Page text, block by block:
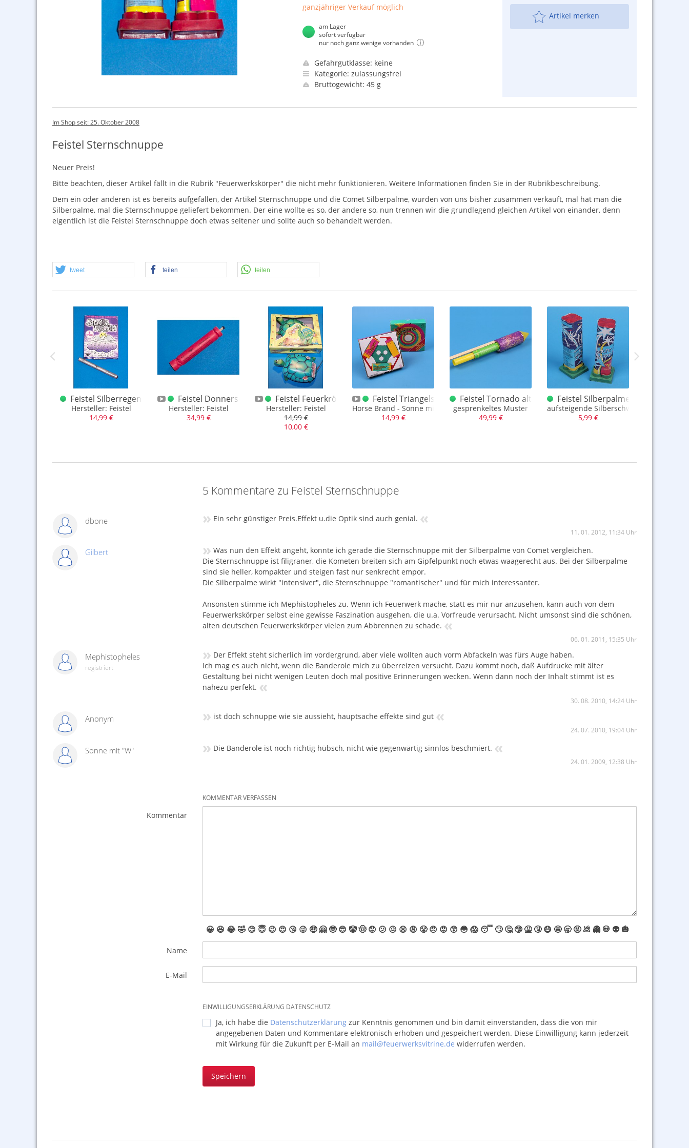
ganzjähriger Verkauf möglich
am Lager
sofort verfügbar
nur noch ganz wenige vorhanden
Gefahrgutklasse: keine
Kategorie: zulassungsfrei
Bruttogewicht: 45 g
Artikel merken
Im Shop seit: 25. Oktober 2008
Feistel Sternschnuppe
Neuer Preis!
Bitte beachten, dieser Artikel fällt in die Rubrik "Feuerwerkskörper" die nicht mehr funktionieren. Weitere Informationen finden Sie in der Rubrikbeschreibung.
Dem ein oder anderen ist es bereits aufgefallen, der Artikel Sternschnuppe und die Comet Silberpalme, wurden von uns bisher zusammen verkauft, mal hat man die
Silberpalme, mal die Sternschnuppe geliefert bekommen. Der eine wollte es so, der andere so, nun trennen wir die grundlegend gleichen Artikel von einander, denn
eigentlich ist die Feistel Sternschnuppe doch etwas seltener und sollte auch so behandelt werden.
tweet teilen teilen
Inhalt einer Ofi-Rakete
Feistel Silberregen 8-er
Hersteller: Feistel
14,99 €
Feistel Donnerschlag
Hersteller: Feistel
34,99 €
Feistel Feuerkröten 2-er
Hersteller: Feistel
14,99 €
10,00 €
Feistel Triangelsonne
Horse Brand - Sonne mit Kartonverpackung
14,99 €
Feistel Tornado alt
gesprenkeltes Muster
49,99 €
Feistel Silberpalme
aufsteigende Silberschweifkomten
5,99 €
5 Kommentare zu Feistel Sternschnuppe
dbone » Ein sehr günstiger Preis.Effekt u.die Optik sind auch genial. «
11. 01. 2012, 11:34 Uhr
Gilbert » Was nun den Effekt angeht, konnte ich gerade die Sternschnuppe mit der Silberpalme von Comet vergleichen.
Die Sternschnuppe ist filigraner, die Kometen breiten sich am Gipfelpunkt noch etwas waagerecht aus. Bei der Silberpalme
sind sie heller, kompakter und steigen fast nur senkrecht empor.
Die Silberpalme wirkt "intensiver", die Sternschnuppe "romantischer" und für mich interessanter.
Ansonsten stimme ich Mephistopheles zu. Wenn ich Feuerwerk mache, statt es mir nur anzusehen, kann auch von dem
Feuerwerkskörper selbst eine gewisse Faszination ausgehen, die u.a. Vorfreude verursacht. Nicht umsonst sind die schönen,
alten deutschen Feuerwerkskörper vielen zum Abbrennen zu schade. «
06. 01. 2011, 15:35 Uhr
Mephistopheles
registriert
» Der Effekt steht sicherlich im vordergrund, aber viele wollten auch vorm Abfackeln was fürs Auge haben.
Ich mag es auch nicht, wenn die Banderole mich zu überreizen versucht. Dazu kommt noch, daß Aufdrucke mit älter
Gestaltung bei nicht wenigen Leuten doch mal positive Erinnerungen wecken. Wenn dann noch der Inhalt stimmt ist es
nahezu perfekt. «
30. 08. 2010, 14:24 Uhr
Anonym » ist doch schnuppe wie sie aussieht, hauptsache effekte sind gut «
24. 07. 2010, 19:04 Uhr
Sonne mit "W" » Die Banderole ist noch richtig hübsch, nicht wie gegenwärtig sinnlos beschmiert. «
24. 01. 2009, 12:38 Uhr
KOMMENTAR VERFASSEN
Kommentar
😀 😆 😂🤣 😊 😇 😉 😍 😘 😜 🤑 🤗 🤓 😎 🤡🤠 😟 😕 😖 😫 😩 😤 😠 😡 😲 😳 😱 😴 🙄 🤔 🤥 🤮 🤧 😷 🤩 🥱 🤬 💩 👻 💀 👽 🎃
Name
E-Mail
EINWILLIGUNGSERKLÄRUNG DATENSCHUTZ
Ja, ich habe die Datenschutzerklärungzur Kenntnis genommen und bin damit einverstanden, dass die von mir
angegebenen Daten und Kommentare elektronisch erhoben und gespeichert werden. Diese Einwilligung kann jederzeit
mit Wirkung für die Zukunft per E-Mail an mail@feuerwerksvitrine.de widerrufen werden.
Speichern